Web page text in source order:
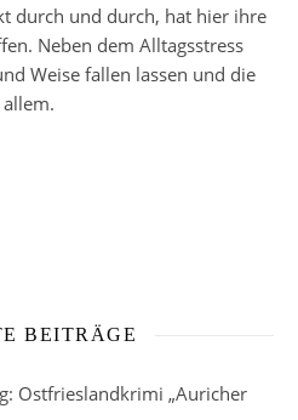
durch und durch, hat hier ihre
Neben dem Alltagsstress
Weise fallen lassen und die
BEITRÄGE
Ostfrieslandkrimi „Auricher